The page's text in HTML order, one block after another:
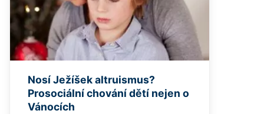
Nosí Ježíšek altruismus?
Prosociální chování dětí nejen o
Vánocích